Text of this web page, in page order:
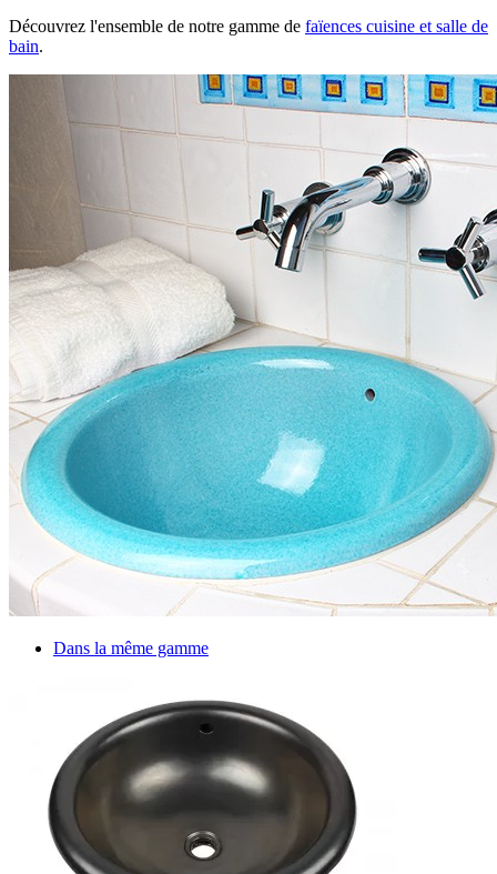
Découvrez l'ensemble de notre gamme de faïences cuisine et salle de
bain.
Dans la même gamme